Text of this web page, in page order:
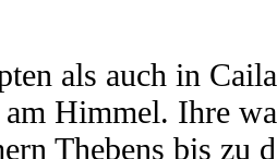
auf dieser
kleiner Tipp: Lasst
als auch in
Himmel. Ihre
Thebens bis zu